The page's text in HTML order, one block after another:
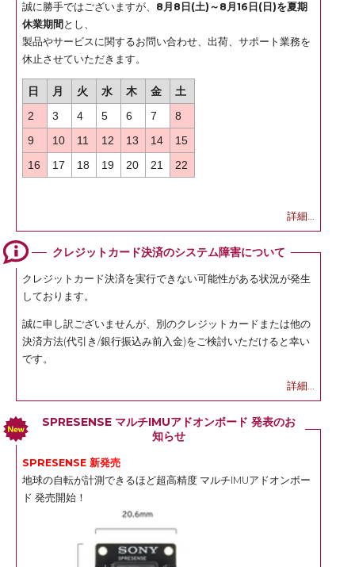
誠に勝手ではございますが、 8月8日(土)～8月16日(日)を夏期
休業期間 とし、
製品やサービスに関するお問い合わせ、出荷、サポート業務を
休止させていただきます。
日 月 火 水 木 金
土
2
3 4 5 6 7
8
9
10 11 12 13 14
15
16
17 18 19 20 21 22
詳細...
クレジットカード決済のシステム障害について
クレジットカード決済を実行できない可能性がある状況が発生
しております。
誠に申し訳ございませんが、別のクレジットカードまたは他の
決済方法(代引き/銀行振込み前入金)をご検討いただけると幸い
です。
詳細...
SPRESENSE マルチIMUアドオンボード 発表のお
知らせ
SPRESENSE 新発売
地球の自転が計測できるほど超高精度 マルチIMUアドオンボー
ド 発売開始！